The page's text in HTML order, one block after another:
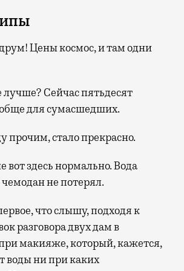
Цены космос, и там одни
лучше? Сейчас пятьдесят
для сумасшедших.
стало прекрасно.
здесь нормально. Вода
не потерял.
что слышу, подходя к
разговора двух дам в
макияже, который, кажется,
воды ни при каких